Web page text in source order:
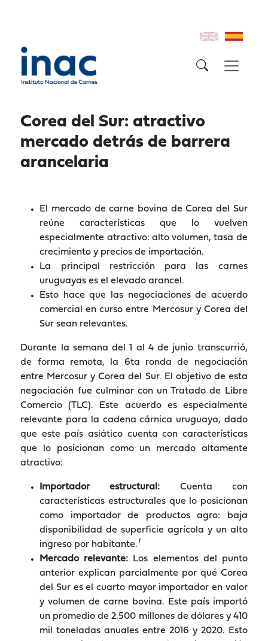
Corea del Sur: atractivo
mercado detrás de barrera
arancelaria
El mercado de carne bovina de Corea del Sur
reúne características que lo vuelven
especialmente atractivo: alto volumen, tasa de
crecimiento y precios de importación.
La principal restricción para las carnes
uruguayas es el elevado arancel.
Esto hace que las negociaciones de acuerdo
comercial en curso entre Mercosur y Corea del
Sur sean relevantes.
Durante la semana del 1 al 4 de junio transcurrió,
de forma remota, la 6ta ronda de negociación
entre Mercosur y Corea del Sur. El objetivo de esta
negociación fue culminar con un Tratado de Libre
Comercio (TLC). Este acuerdo es especialmente
relevante para la cadena cárnica uruguaya, dado
que este país asiático cuenta con características
que lo posicionan como un mercado altamente
atractivo:
Importador estructural: Cuenta con
características estructurales que lo posicionan
como importador de productos agro: baja
disponibilidad de superficie agrícola y un alto
ingreso por habitante. 1
Mercado relevante:
Los elementos del punto
anterior explican parcialmente por qué Corea
del Sur es el cuarto mayor importador en valor
y volumen de carne bovina. Este país importó
un promedio de 2.500 millones de dólares y 410
mil toneladas anuales entre 2016 y 2020. Esto